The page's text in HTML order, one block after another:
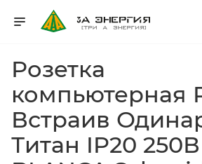
Розетка
компьютерная
Встраив
Титан IP20 250В